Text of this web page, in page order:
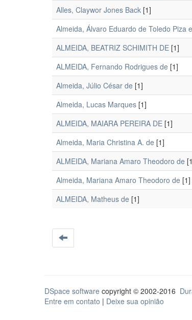
Alles, Claywor Jones Back [1]
Almeida, Álvaro Eduardo de Toledo Piza e
ALMEIDA, BEATRIZ SCHIMITH DE [1]
ALMEIDA, Fernando Rodrigues de [1]
Almeida, Júlio César de [1]
Almeida, Lucas Marques [1]
ALMEIDA, MAIARA PEREIRA DE [1]
Almeida, Maria Christina A. de [1]
ALMEIDA, Mariana Amaro Theodoro de
Almeida, Mariana Amaro Theodoro de [1]
ALMEIDA, Matheus de [1]
DSpace software copyright © 2002-2016
Entre em contato | Deixe sua opinião